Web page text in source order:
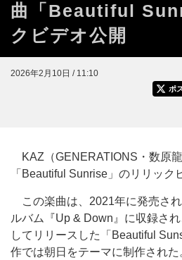
曲「Beautiful
クビデオ公開
2026年2月10日 / 11:10
ポ
KAZ（GENERATIONS・数原
「Beautiful Sunrise」のリリック
この楽曲は、2021年に発売さ
ルバム『Up & Down』に収録さ
してリリースした「Beautiful
作では朝日をテーマに制作され